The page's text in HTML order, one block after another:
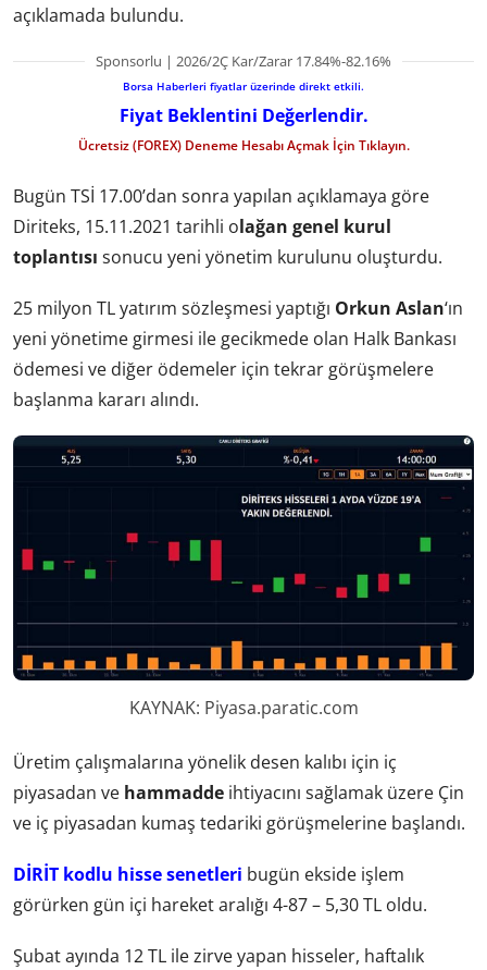
açıklamada bulundu.
Sponsorlu | 2026/2Ç Kar/Zarar 17.84%-82.16%
Borsa Haberleri fiyatlar üzerinde direkt etkili.
Fiyat Beklentini Değerlendir.
Ücretsiz (FOREX) Deneme Hesabı Açmak İçin Tıklayın.
Bugün TSİ 17.00’dan sonra yapılan açıklamaya göre
Diriteks, 15.11.2021 tarihli olağan genel kurul
toplantısı sonucu yeni yönetim kurulunu oluşturdu.
25 milyon TL yatırım sözleşmesi yaptığı Orkun Aslan‘ın
yeni yönetime girmesi ile gecikmede olan Halk Bankası
ödemesi ve diğer ödemeler için tekrar görüşmelere
başlanma kararı alındı.
KAYNAK: Piyasa.paratic.com
Üretim çalışmalarına yönelik desen kalıbı için iç
piyasadan ve hammadde ihtiyacını sağlamak üzere Çin
ve iç piyasadan kumaş tedariki görüşmelerine başlandı.
DİRİT kodlu hisse senetleri bugün ekside işlem
görürken gün içi hareket aralığı 4-87 – 5,30 TL oldu.
Şubat ayında 12 TL ile zirve yapan hisseler, haftalık